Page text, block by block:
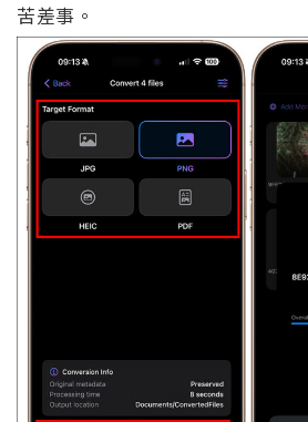
苦差事。